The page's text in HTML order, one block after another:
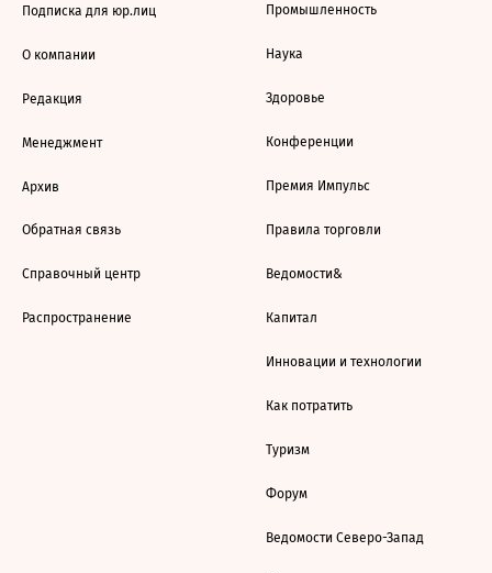
Подписка для юр.лиц
О компании
Редакция
Менеджмент
Архив
Обратная связь
Справочный центр
Распространение
Промышленность
Наука
Здоровье
Конференции
Премия Импульс
Правила торговли
Ведомости&
Капитал
Инновации и технологии
Как потратить
Туризм
Форум
Ведомости Северо-Запад